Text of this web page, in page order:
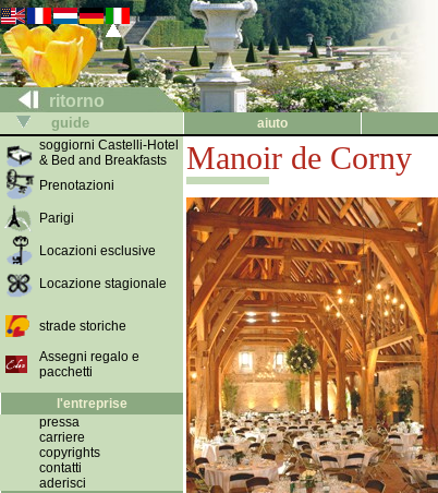
ritorno
guide aiuto
soggiorni Castelli-Hotel
& Bed and Breakfasts
Prenotazioni
Parigi
Locazioni esclusive
Locazione stagionale
strade storiche
Assegni regalo e
pacchetti
l'entreprise
pressa
carriere
copyrights
contatti
aderisci
Manoir de Corny